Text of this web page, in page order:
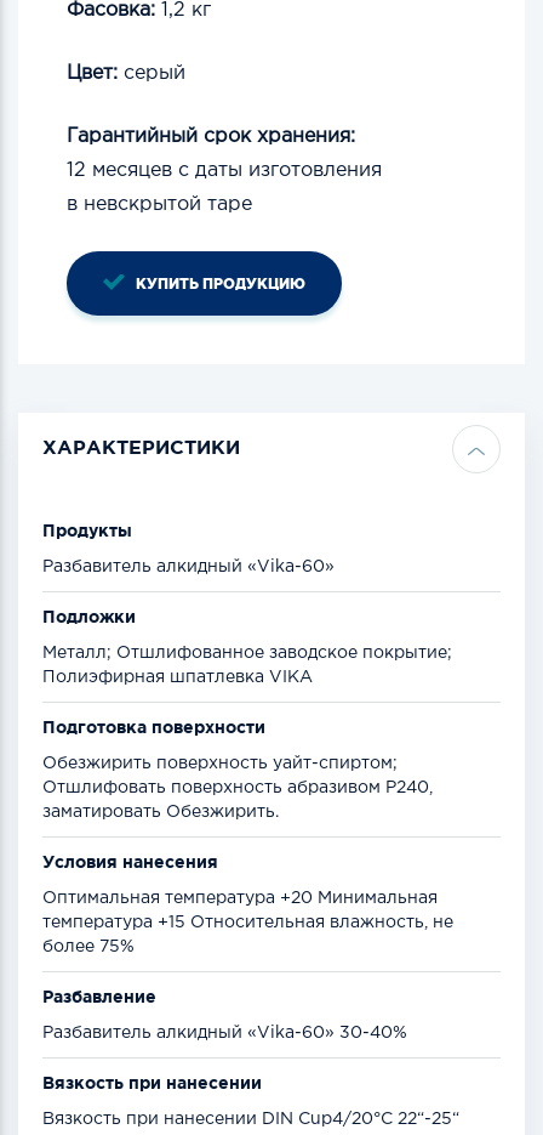
Фасовка: 1,2 кг
Цвет: серый
Гарантийный срок хранения:
12 месяцев с даты изготовления
в невcкрытой таре
КУПИТЬ ПРОДУКЦИЮ
ХАРАКТЕРИСТИКИ
Продукты
Разбавитель алкидный «Vika-60»
Подложки
Металл; Отшлифованное заводское покрытие;
Полиэфирная шпатлевка VIKA
Подготовка поверхности
Обезжирить поверхность уайт-спиртом;
Отшлифовать поверхность абразивом Р240,
заматировать Обезжирить.
Условия нанесения
Оптимальная температура +20 Минимальная
температура +15 Относительная влажность, не
более 75%
Разбавление
Разбавитель алкидный «Vika-60» 30-40%
Вязкость при нанесении
Вязкость при нанесении DIN Cup4/20°C 22“-25“